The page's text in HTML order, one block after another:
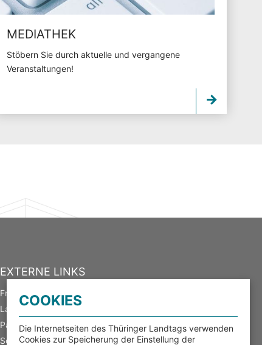
MEDIATHEK
Stöbern Sie durch aktuelle und vergangene
Veranstaltungen!
EXTERNE LINKS
Freistaat Thüringen
Landeswahlleiter
Parlamentsspiegel
Serviceportal Thüringen
COOKIES
Die Internetseiten des Thüringer Landtags verwenden
Cookies zur Speicherung der Einstellung der